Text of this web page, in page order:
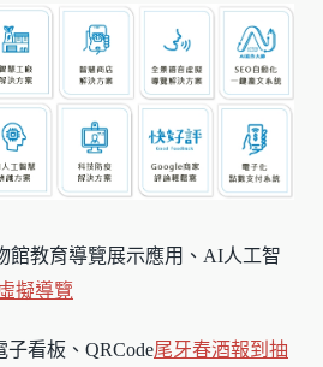
館教育導覽展示應用、AI人工智
擬導覽
看板、QRCode尾牙春酒報到 抽